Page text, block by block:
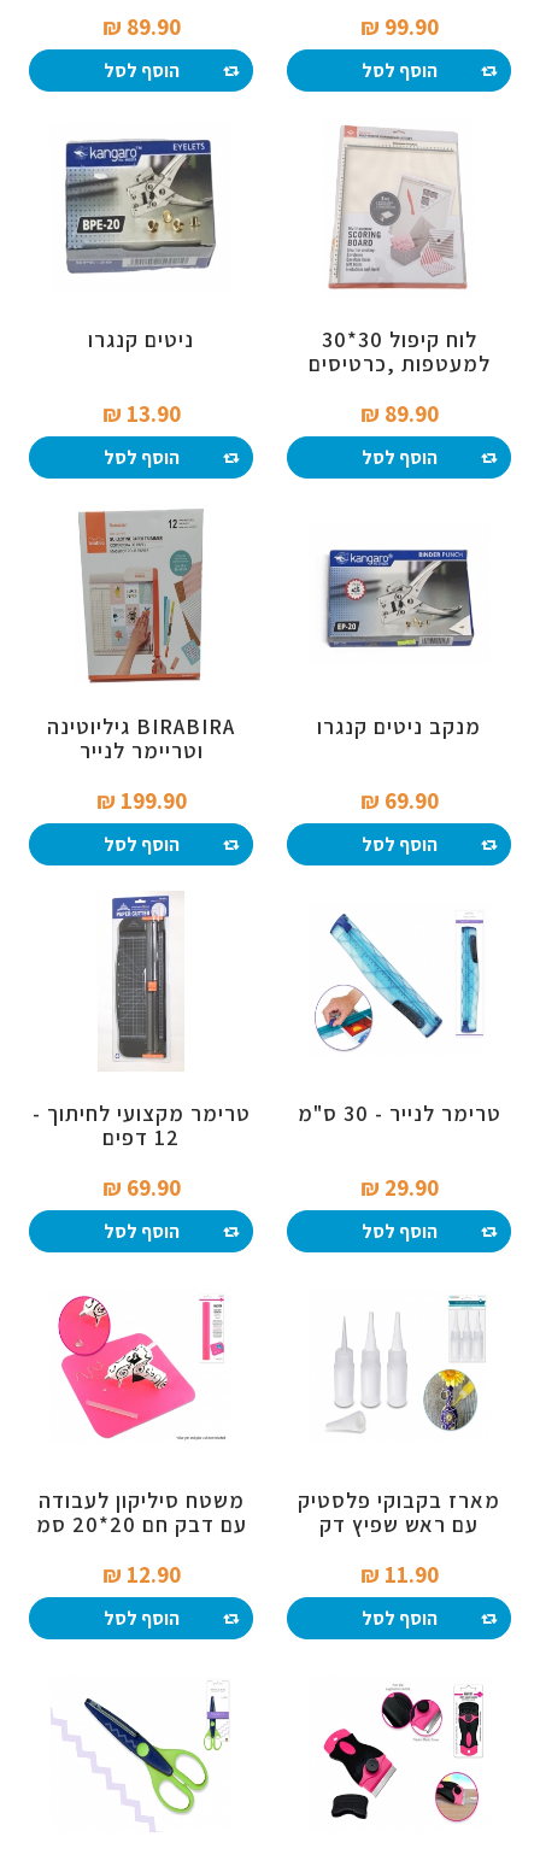
99.90 ₪‎
הוסף לסל
89.90 ₪‎
הוסף לסל
לוח קיפול 30*30
למעטפות ,כרטיסים
89.90 ₪‎
הוסף לסל
ניטים קנגרו
13.90 ₪‎
הוסף לסל
מנקב ניטים קנגרו
69.90 ₪‎
הוסף לסל
BIRABIRA גיליוטינה
וטריימר לנייר
199.90 ₪‎
הוסף לסל
טרימר לנייר - 30 ס"מ
29.90 ₪‎
הוסף לסל
טרימר מקצועי לחיתוך -
12 דפים
69.90 ₪‎
הוסף לסל
מארז בקבוקי פלסטיק
עם ראש שפיץ דק
11.90 ₪‎
הוסף לסל
משטח סיליקון לעבודה
עם דבק חם 20*20 סמ
12.90 ₪‎
הוסף לסל